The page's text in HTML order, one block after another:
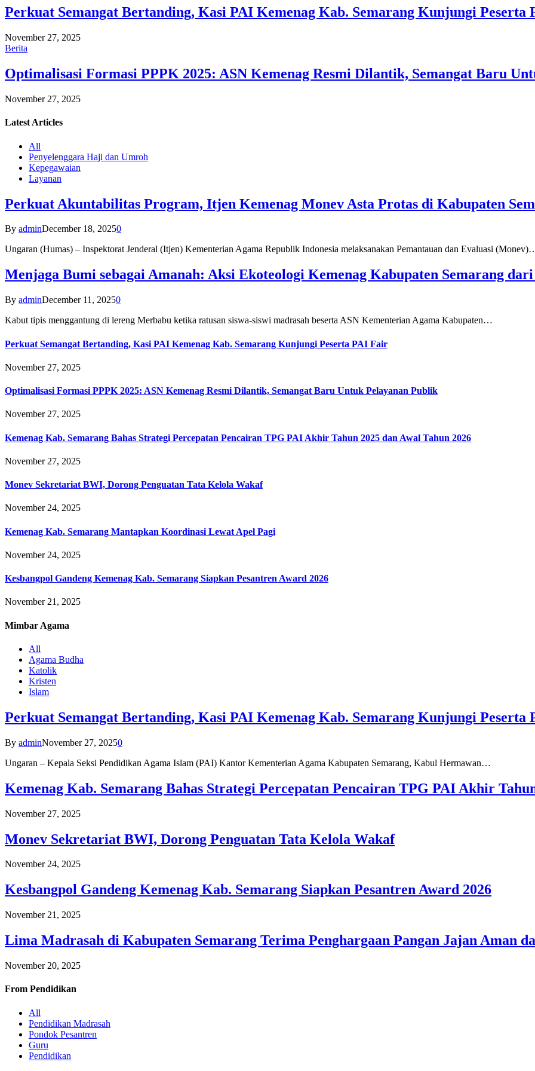
Perkuat Semangat Bertanding, Kasi PAI Kemenag Kab. Semarang Kunjungi Peserta
November 27, 2025
Berita
Optimalisasi Formasi PPPK 2025: ASN Kemenag Resmi Dilantik, Semangat Baru
November 27, 2025
Latest Articles
All
Penyelenggara Haji dan Umroh
Kepegawaian
Layanan
Perkuat Akuntabilitas Program, Itjen Kemenag Monev Asta Protas di Kabupaten
By adminDecember 18, 20250
Ungaran (Humas) – Inspektorat Jenderal (Itjen) Kementerian Agama Republik Indonesia melaksanakan Pemantauan dan Evaluasi
Menjaga Bumi sebagai Amanah: Aksi Ekoteologi Kemenag Kabupaten Semarang
By adminDecember 11, 20250
Kabut tipis menggantung di lereng Merbabu ketika ratusan siswa-siswi madrasah beserta ASN Kementerian Agama Kabupaten…
Perkuat Semangat Bertanding, Kasi PAI Kemenag Kab. Semarang Kunjungi Peserta PAI Fair
November 27, 2025
Optimalisasi Formasi PPPK 2025: ASN Kemenag Resmi Dilantik, Semangat Baru Untuk Pelayanan Publik
November 27, 2025
Kemenag Kab. Semarang Bahas Strategi Percepatan Pencairan TPG PAI Akhir Tahun 2025 dan Awal Tahun 2026
November 27, 2025
Monev Sekretariat BWI, Dorong Penguatan Tata Kelola Wakaf
November 24, 2025
Kemenag Kab. Semarang Mantapkan Koordinasi Lewat Apel Pagi
November 24, 2025
Kesbangpol Gandeng Kemenag Kab. Semarang Siapkan Pesantren Award 2026
November 21, 2025
Mimbar Agama
All
Agama Budha
Katolik
Kristen
Islam
Perkuat Semangat Bertanding, Kasi PAI Kemenag Kab. Semarang Kunjungi Peserta
By adminNovember 27, 20250
Ungaran – Kepala Seksi Pendidikan Agama Islam (PAI) Kantor Kementerian Agama Kabupaten Semarang, Kabul Hermawan…
Kemenag Kab. Semarang Bahas Strategi Percepatan Pencairan TPG PAI Akhir
November 27, 2025
Monev Sekretariat BWI, Dorong Penguatan Tata Kelola Wakaf
November 24, 2025
Kesbangpol Gandeng Kemenag Kab. Semarang Siapkan Pesantren Award 2026
November 21, 2025
Lima Madrasah di Kabupaten Semarang Terima Penghargaan Pangan Jajan Aman
November 20, 2025
From Pendidikan
All
Pendidikan Madrasah
Pondok Pesantren
Guru
Pendidikan